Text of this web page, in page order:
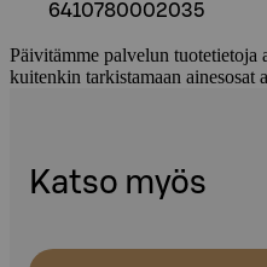
6410780002035
Päivitämme palvelun tuotetietoja
kuitenkin tarkistamaan ainesosat
Katso myös